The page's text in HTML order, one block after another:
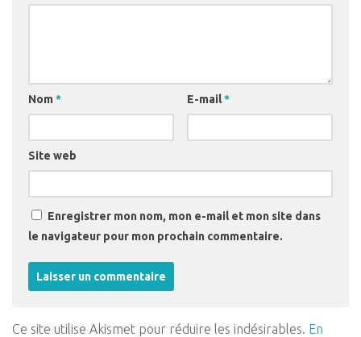
Nom * E-mail*
Site web
Enregistrer mon nom, mon e-mail et mon site dans
le navigateur pour mon prochain commentaire.
Ce site utilise Akismet pour réduire les indésirables. En